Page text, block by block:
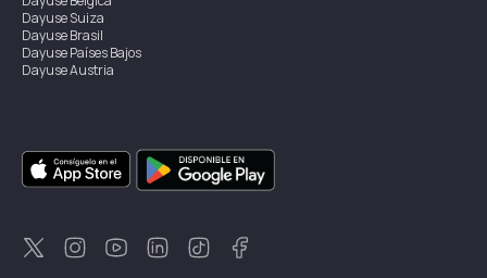
DayuseSuiza
DayuseBrasil
DayusePaíses Bajos
DayuseAustria
DayuseSingapur
DayuseSuecia
DayuseTailandia
DayuseNueva Zelanda
DayuseTurquía